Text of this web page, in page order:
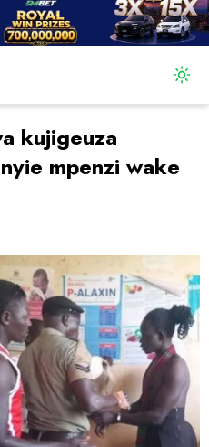
kujigeuza
mpenzi wake